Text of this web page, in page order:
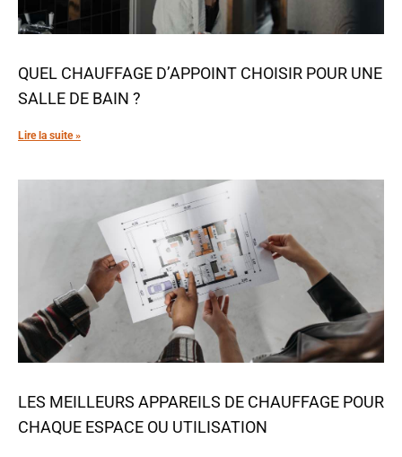
QUEL CHAUFFAGE D’APPOINT CHOISIR POUR UNE
SALLE DE BAIN ?
Lire la suite »
LES MEILLEURS APPAREILS DE CHAUFFAGE POUR
CHAQUE ESPACE OU UTILISATION